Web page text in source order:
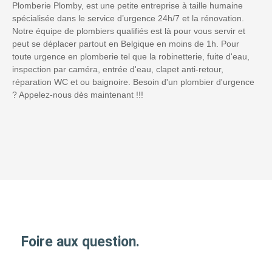
Plomberie Plomby, est une petite entreprise à taille humaine
spécialisée dans le service d’urgence 24h/7 et la rénovation.
Notre équipe de plombiers qualifiés est là pour vous servir et
peut se déplacer partout en Belgique en moins de 1h. Pour
toute urgence en plomberie tel que la robinetterie, fuite d'eau,
inspection par caméra, entrée d'eau, clapet anti-retour,
réparation WC et ou baignoire. Besoin d'un plombier d'urgence
? Appelez-nous dès maintenant !!!
Foire aux question.